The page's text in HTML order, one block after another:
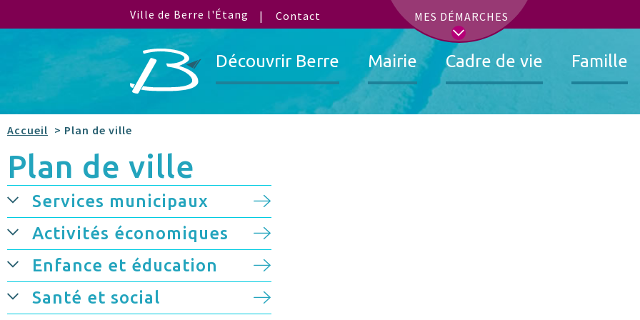
Ville de Berre l'Étang MES DÉMARCHES
Contact
Découvrir Berre Mairie Cadre de vie Famille
Accueil > Plan de ville
Plan de ville
Services municipaux
Activités économiques
Enfance et éducation
Santé et social